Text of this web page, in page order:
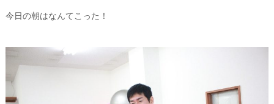
今日の朝はなんてこった！